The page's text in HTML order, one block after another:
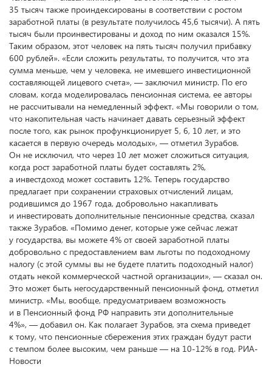
35 тысяч также проиндексированы в соответствии с ростом
заработной платы (в результате получилось 45,6 тысячи). А пять
тысяч были проинвестированы и доход по ним оказался 15%.
Таким образом, этот человек на пять тысяч получил прибавку
600 рублей». «Если сложить результаты, то получится, что эта
сумма меньше, чем у человека, не имевшего инвестиционной
составляющей лицевого счета», — заключил министр. По его
словам, когда моделировалась пенсионная система, ее авторы
не рассчитывали на немедленный эффект. «Мы говорили о том,
что накопительная часть начинает давать серьезный эффект
после того, как рынок профункционирует 5, 6, 10 лет, и это
касается в первую очередь молодых», — отметил Зурабов.
Он не исключил, что через 10 лет может сложиться ситуация,
когда рост заработной платы будет составлять 2%,
а инвестдоход может составить 12%. Теперь государство
предлагает при сохранении страховых отчислений лицам,
родившимся до 1967 года, добровольно накапливать
и инвестировать дополнительные пенсионные средства, сказал
также Зурабов. «Помимо денег, которые уже сейчас лежат
у государства, вы можете 4% от своей заработной платы
добровольно с предоставлением вам льготы по подоходному
налогу (с этой суммы вы не будете платить подоходный налог)
отдать некой коммерческой частной организации», — сказал он.
Это может быть негосударственный пенсионный фонд, отметил
министр. «Мы, вообще, предусматриваем возможность
и в Пенсионный фонд РФ направить эти дополнительные
4%», — добавил он. Как полагает Зурабов, эта схема приведет
к тому, что пенсионные сбережения этих граждан будут расти
с темпом более высоким, чем раньше — на 10-12% в год. РИА-
Новости